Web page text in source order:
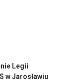
Legii
w Jarosławiu